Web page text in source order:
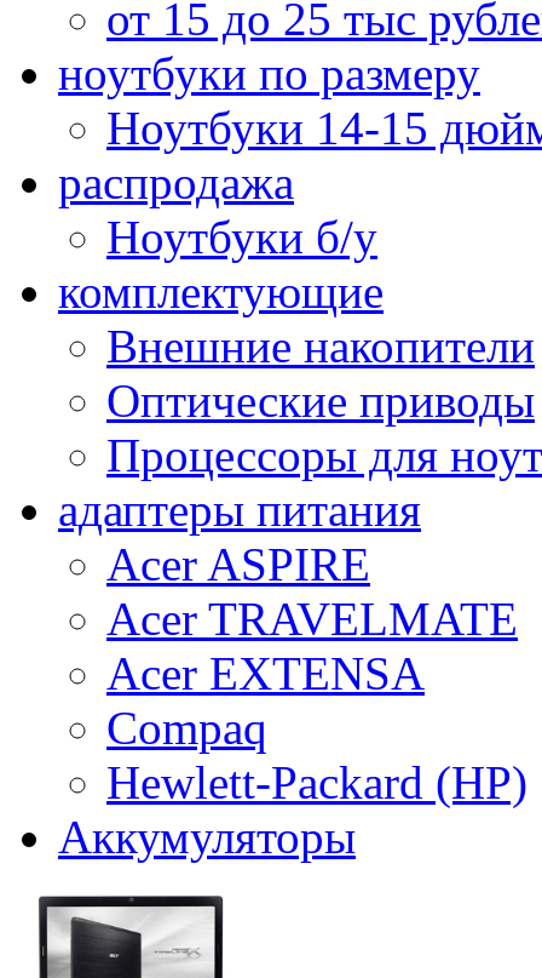
от 15 до 25 тыс
ноутбуки по размеру
Ноутбуки 14-15
распродажа
Ноутбуки б/у
комплектующие
Внешние накопители
Оптические приводы
Процессоры для
адаптеры питания
Acer ASPIRE
Acer TRAVELMATE
Acer EXTENSA
Compaq
Hewlett-Packard (HP)
Аккумуляторы